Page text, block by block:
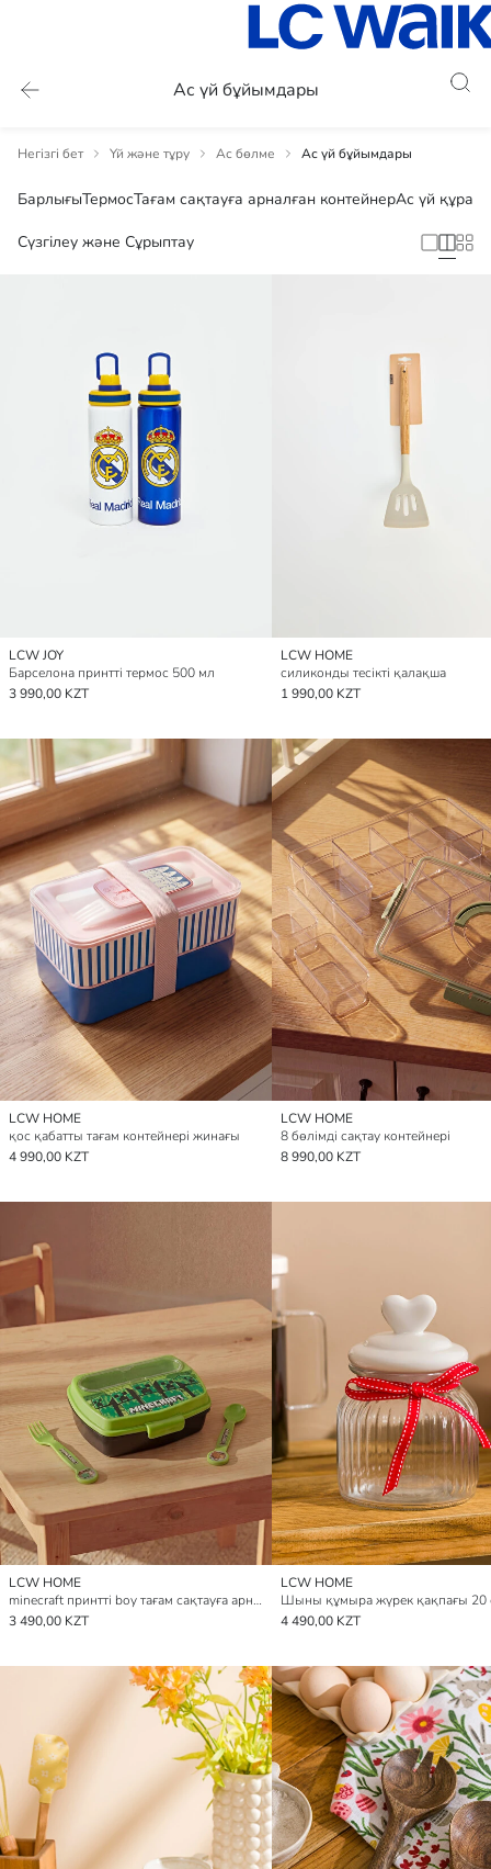
Ас үй бұйымдары
Негізгі бет Үй және тұру Ас бөлме Ас үй бұйымдары
БарлығыТермосТағам сақтауға арналған контейнерАс үй
Сүзгілеу және Сұрыптау
LCW JOY
Барселона принтті термос 500 мл
3 990,00 KZT
LCW HOME
силиконды тесікті қалақша
1 990,00 KZT
LCW HOME
қос қабатты тағам контейнері жинағы
4 990,00 KZT
LCW HOME
8 бөлімді сақтау контейнері
8 990,00 KZT
LCW HOME
minecraft принтті boy тағам сақтауға арналған контейнер
3 490,00 KZT
LCW HOME
Шыны құмыра жүрек қақпағы 20
4 490,00 KZT